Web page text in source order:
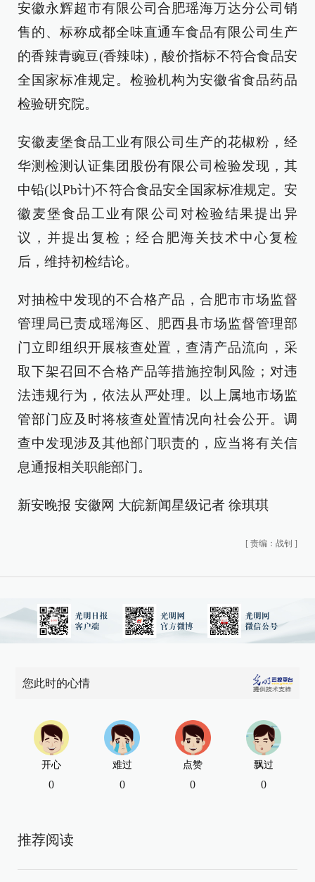
安徽永辉超市有限公司合肥瑶海万达分公司销
售的、标称成都全味直通车食品有限公司生产
的香辣青豌豆(香辣味)，酸价指标不符合食品安
全国家标准规定。检验机构为安徽省食品药品
检验研究院。
安徽麦堡食品工业有限公司生产的花椒粉，经
华测检测认证集团股份有限公司检验发现，其
中铅(以Pb计)不符合食品安全国家标准规定。安
徽麦堡食品工业有限公司对检验结果提出异
议，并提出复检；经合肥海关技术中心复检
后，维持初检结论。
对抽检中发现的不合格产品，合肥市市场监督
管理局已责成瑶海区、肥西县市场监督管理部
门立即组织开展核查处置，查清产品流向，采
取下架召回不合格产品等措施控制风险；对违
法违规行为，依法从严处理。以上属地市场监
管部门应及时将核查处置情况向社会公开。调
查中发现涉及其他部门职责的，应当将有关信
息通报相关职能部门。
新安晚报 安徽网 大皖新闻星级记者 徐琪琪
[ 责编：战钊 ]
您此时的心情
开心
0
难过
0
点赞
0
飘过
0
推荐阅读